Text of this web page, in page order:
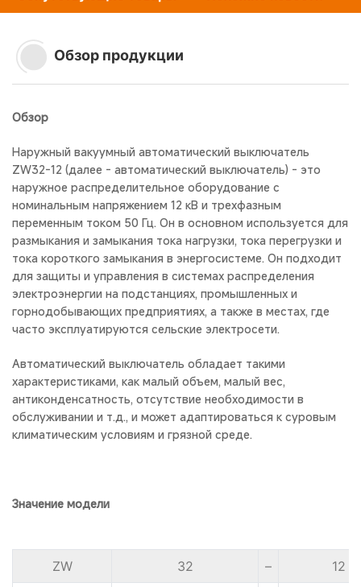
Обзор продукции
Обзор
Наружный вакуумный автоматический выключатель
ZW32-12 (далее - автоматический выключатель) - это
наружное распределительное оборудование с
номинальным напряжением 12 кВ и трехфазным
переменным током 50 Гц. Он в основном используется для
размыкания и замыкания тока нагрузки, тока перегрузки и
тока короткого замыкания в энергосистеме. Он подходит
для защиты и управления в системах распределения
электроэнергии на подстанциях, промышленных и
горнодобывающих предприятиях, а также в местах, где
часто эксплуатируются сельские электросети.
Автоматический выключатель обладает такими
характеристиками, как малый объем, малый вес,
антиконденсатность, отсутствие необходимости в
обслуживании и т.д., и может адаптироваться к суровым
климатическим условиям и грязной среде.
Значение модели
ZW 32 – 12